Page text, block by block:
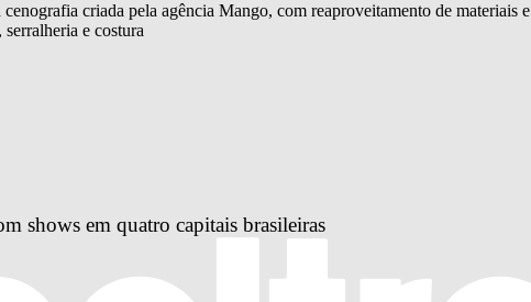
criada pela agência Mango, com reaproveitamento de materiais e
e costura
shows em quatro capitais brasileiras